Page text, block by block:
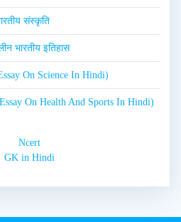
संस्कृति
भारतीय इतिहास
On Science In Hindi)
On Health And Sports In Hindi)
Ncert
GK in Hindi